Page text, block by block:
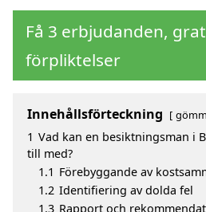
Få 3 erbjudanden,
förpliktelser
Innehållsförteckning
1 Vad kan en besiktningsman i
till med?
1.1 Förebyggande av
1.2 Identifiering av dolda fel
1.3 Rapport och